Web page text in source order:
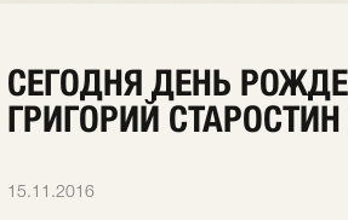
СЕГОДНЯ ДЕНЬ
ГРИГОРИЙ СТАРОСТИН
15.11.2016